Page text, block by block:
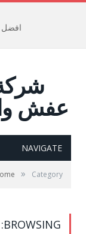
افضل
عفش
NAVIGATE
» Category: "غسيل الخزانات بالمدينة المنورة"
BROWSING: